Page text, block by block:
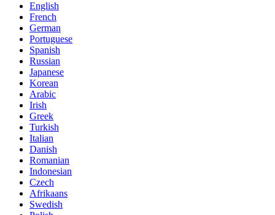
English
French
German
Portuguese
Spanish
Russian
Japanese
Korean
Arabic
Irish
Greek
Turkish
Italian
Danish
Romanian
Indonesian
Czech
Afrikaans
Swedish